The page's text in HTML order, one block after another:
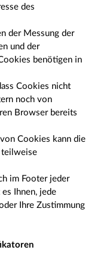
des
der Messung der
und der
benötigen in
Cookies nicht
noch von
Browser bereits
Cookies kann die
teilweise
im Footer jeder
Ihnen, jede
Ihre Zustimmung